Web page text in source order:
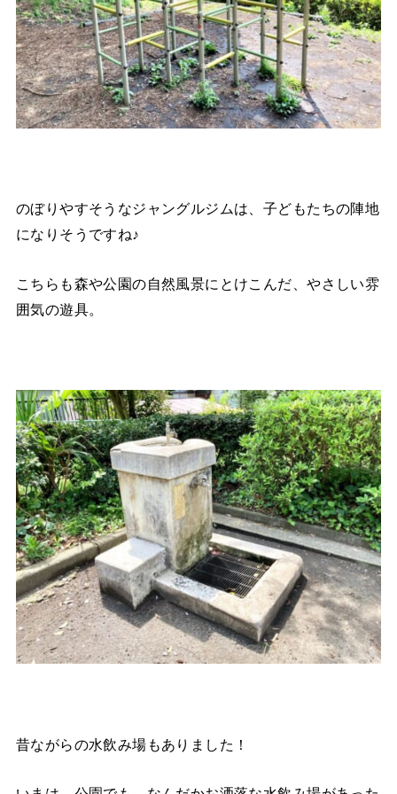
のぼりやすそうなジャングルジムは、子どもたちの陣地
になりそうですね♪
こちらも森や公園の自然風景にとけこんだ、やさしい雰
囲気の遊具。
昔ながらの水飲み場もありました！